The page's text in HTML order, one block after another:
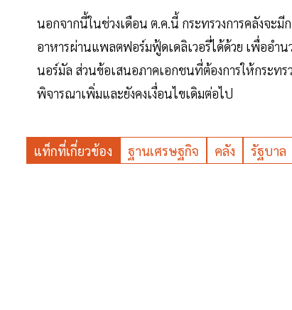
นอกจากนี้ในช่วงเดือน ต.ค.นี้ กระทรวงการคลังจะ
อาหารผ่านแพลตฟอร์มฟู้ดเดลิเวอรี่ได้ด้วย เพื่ออำ
นอร์มัล ส่วนข้อเสนอภาคเอกชนที่ต้องการให้กระทร
พิจารณาเพิ่มและยังคงเงื่อนไขเดิมต่อไป
แท็กที่เกี่ยวข้อง ฐานเศรษฐกิจ คลัง รัฐบาล